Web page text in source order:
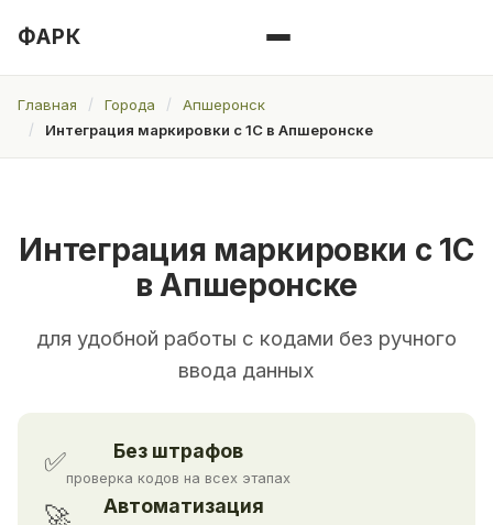
ФАРК
Главная Города
Апшеронск
Интеграция маркировки с 1С в Апшеронске
Интеграция маркировки с 1С
в Апшеронске
для удобной работы с кодами без ручного
ввода данных
✅ Без штрафов
проверка кодов на всех этапах
🚀 Автоматизация